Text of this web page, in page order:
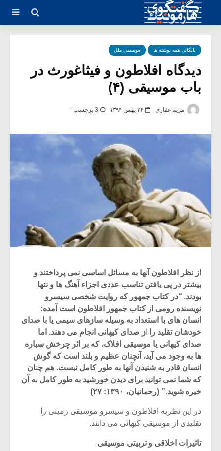
بایگانی همه نوشته ها موسیقی ملل
دیدگاه افلاطون و فیثاغورث در
باب موسیقی (۴)
مریم غفاری ۲۶ بهمن ۱۳۹۴ 3 برچسب -
از نظر افلاطون آنها به مسائل اساسی نمی پرداختند و
بیشتر در پی یافتن تناسب عددی اجزاء آهنگ ها و نتها
بودند. “در کتاب جمهور که روایت شخصی سیسرو
نویسنده رومی از کتاب جمهور افلاطون است آمده:
انسان های با استعداد به وسیله سازهای سیمی یا با صدای
خودشان تقلید را از صدای کیهانی انجام می دهند. اما
صدای کیهانی یا موسیقی افلاک، که بر اثر چرخش سیاره
ها به وجود می آید، آنچنان عظیم و بلند است که گوش
انسان قادر به شنیدن آنها به طور کامل نیست. هم چنان
که شما نمی توانید برای دیدن خورشید به طور کامل به آن
خیره شوید.” (رحمانیان، ۱۳۹۰: ۲۷)
در این نظریه افلاطون و سیسرو موسیقی زمینی را
تقلیدی از موسیقی کیهانی می دانند.
تاثیرات اخلاقی و تربیتی موسیقی